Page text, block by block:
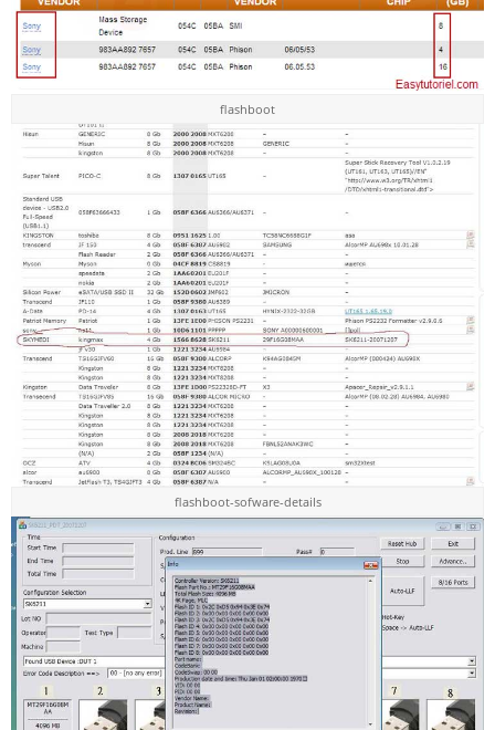
flashboot
flashboot-sofware-details